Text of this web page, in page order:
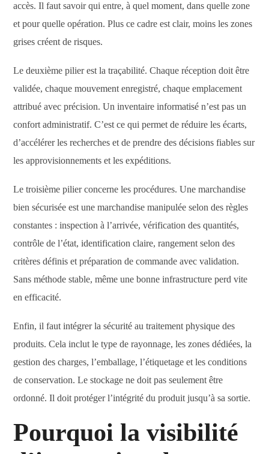
accès. Il faut savoir qui entre, à quel moment, dans quelle zone
et pour quelle opération. Plus ce cadre est clair, moins les zones
grises créent de risques.
Le deuxième pilier est la traçabilité. Chaque réception doit être
validée, chaque mouvement enregistré, chaque emplacement
attribué avec précision. Un inventaire informatisé n’est pas un
confort administratif. C’est ce qui permet de réduire les écarts,
d’accélérer les recherches et de prendre des décisions fiables sur
les approvisionnements et les expéditions.
Le troisième pilier concerne les procédures. Une marchandise
bien sécurisée est une marchandise manipulée selon des règles
constantes : inspection à l’arrivée, vérification des quantités,
contrôle de l’état, identification claire, rangement selon des
critères définis et préparation de commande avec validation.
Sans méthode stable, même une bonne infrastructure perd vite
en efficacité.
Enfin, il faut intégrer la sécurité au traitement physique des
produits. Cela inclut le type de rayonnage, les zones dédiées, la
gestion des charges, l’emballage, l’étiquetage et les conditions
de conservation. Le stockage ne doit pas seulement être
ordonné. Il doit protéger l’intégrité du produit jusqu’à sa sortie.
Pourquoi la visibilité